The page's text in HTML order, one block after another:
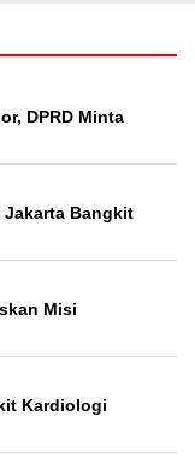
DPRD Minta
Jakarta Bangkit
Misi
Kardiologi